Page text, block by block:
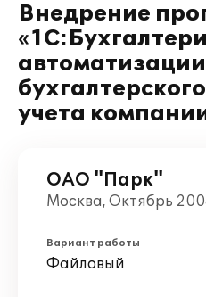
Внедрение
автоматизации
учета
ОАО "Парк"
Москва, Октябрь
Вариант работы
Файловый